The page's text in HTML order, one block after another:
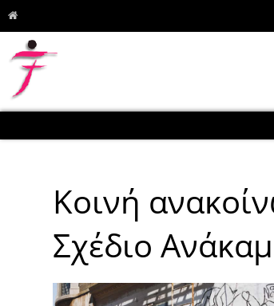
Κοινή
Σχέδιο